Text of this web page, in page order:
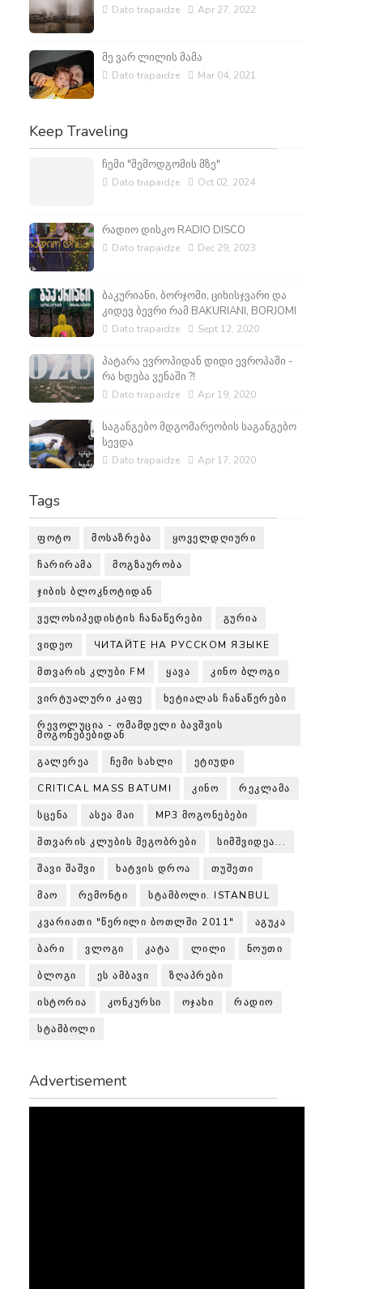
Dato trapaidze Apr 27, 2022
მე ვარ ლილის მამა
Dato trapaidze Mar 04, 2021
Keep Traveling
ჩემი "შემოდგომის მზე"
Dato trapaidze Oct 02, 2024
რადიო დისკო RADIO DISCO
Dato trapaidze Dec 29, 2023
ბაკურიანი, ბორჯომი, ციხისჯვარი და
კიდევ ბევრი რამ BAKURIANI, BORJOMI
Dato trapaidze Sept 12, 2020
პატარა ევროპიდან დიდი ევროპაში -
რა ხდება ვენაში ?!
Dato trapaidze Apr 19, 2020
საგანგებო მდგომარეობის საგანგებო
სევდა
Dato trapaidze Apr 17, 2020
Tags
ᲤᲝᲢᲝ ᲛᲝᲡᲐᲖᲠᲔᲑᲐ ᲧᲝᲕᲔᲚᲓᲦᲘᲣᲠᲘ
ᲩᲐᲠᲘᲠᲐᲛᲐ ᲛᲝᲒᲖᲐᲣᲠᲝᲑᲐ
ᲯᲘᲑᲘᲡ ᲑᲚᲝᲙᲜᲝᲢᲘᲓᲐᲜ
ᲕᲔᲚᲝᲡᲘᲞᲔᲓᲘᲡᲢᲘᲡ ᲩᲐᲜᲐᲬᲔᲠᲔᲑᲘ ᲒᲣᲠᲘᲐ
ᲕᲘᲓᲔᲝ ЧИТАЙТЕ НА РУССКОМ ЯЗЫКЕ
ᲛᲗᲕᲐᲠᲘᲡ ᲙᲚᲣᲑᲘ FM ᲧᲐᲕᲐ ᲙᲘᲜᲝ ᲑᲚᲝᲒᲘ
ᲕᲘᲠᲢᲣᲐᲚᲣᲠᲘ ᲙᲐᲤᲔ ᲮᲔᲢᲘᲐᲚᲐᲡ ᲩᲐᲜᲐᲬᲔᲠᲔᲑᲘ
ᲠᲔᲕᲝᲚᲣᲪᲘᲐ - ᲝᲛᲐᲛᲓᲔᲚᲘ ᲑᲐᲕᲨᲕᲘᲡ
ᲛᲝᲒᲝᲜᲔᲑᲔᲑᲘᲓᲐᲜ
ᲒᲐᲚᲔᲠᲔᲐ ᲩᲔᲛᲘ ᲡᲐᲮᲚᲘ ᲔᲢᲘᲣᲓᲘ
CRITICAL MASS BATUMI ᲙᲘᲜᲝ ᲠᲔᲙᲚᲐᲛᲐ
ᲡᲪᲔᲜᲐ ᲐᲡᲔᲐ ᲛᲐᲘ MP3 ᲛᲝᲒᲝᲜᲔᲑᲔᲑᲘ
ᲛᲗᲕᲐᲠᲘᲡ ᲙᲚᲣᲑᲘᲡ ᲛᲔᲒᲝᲑᲠᲔᲑᲘ ᲡᲘᲛᲨᲕᲘᲓᲔᲐ...
ᲨᲐᲕᲘ ᲨᲐᲨᲕᲘ ᲮᲐᲢᲕᲘᲡ ᲓᲠᲝᲐ ᲗᲣᲨᲔᲗᲘ
ᲛᲐᲝ ᲠᲔᲛᲝᲜᲢᲘ ᲡᲢᲐᲛᲑᲝᲚᲘ. ISTANBUL
ᲙᲕᲐᲠᲘᲐᲗᲘ "ᲬᲔᲠᲘᲚᲘ ᲑᲝᲗᲚᲨᲘ 2011" ᲐᲒᲣᲙᲐ
ᲑᲐᲠᲘ ᲕᲚᲝᲒᲘ ᲙᲐᲢᲐ ᲚᲘᲚᲘ ᲜᲝᲣᲗᲘ
ᲑᲚᲝᲒᲘ ᲔᲡ ᲐᲛᲑᲐᲕᲘ ᲖᲦᲐᲞᲠᲔᲑᲘ
ᲘᲡᲢᲝᲠᲘᲐ ᲙᲝᲜᲙᲣᲠᲡᲘ ᲝᲯᲐᲮᲘ ᲠᲐᲓᲘᲝ
ᲡᲢᲐᲛᲑᲝᲚᲘ
Advertisement